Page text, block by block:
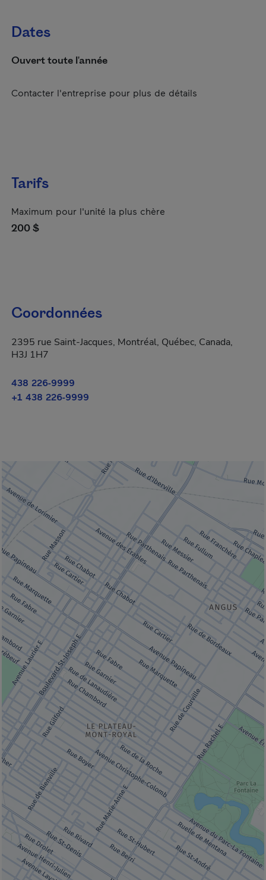
Dates
Ouvert toute l'année
Contacter l'entreprise pour plus de détails
Tarifs
Maximum pour l'unité la plus chère
200 $
Coordonnées
2395 rue Saint-Jacques, Montréal, Québec, Canada,
H3J 1H7
438 226-9999
+1 438 226-9999